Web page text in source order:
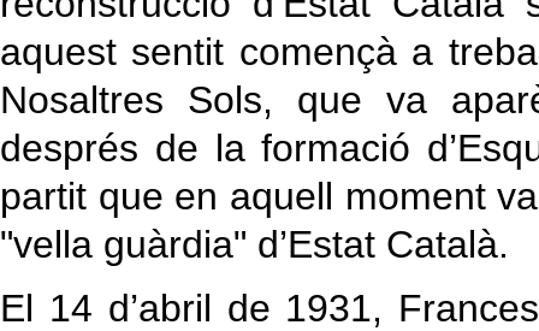
aquest sentit començà a
Nosaltres Sols, que va
després de la formació
partit que en aquell moment
"vella guàrdia" d’Estat Català.
El 14 d’abril de 1931,